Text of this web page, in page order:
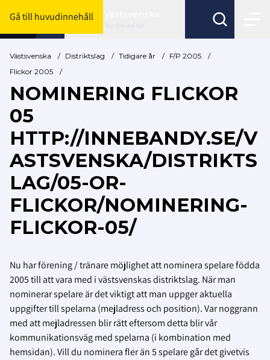
Gå till huvudinnehåll
Byt förbund här
Västsvenska / Distriktslag / Tidigare år / F/P 2005
/
Flickor 2005
/
NOMINERING FLICKOR
05
HTTP://INNEBANDY.SE/V
ASTSVENSKA/DISTRIKTS
LAG/05-OR-
FLICKOR/NOMINERING-
FLICKOR-05/
Nu har förening / tränare möjlighet att nominera spelare födda
2005 till att vara med i västsvenskas distriktslag. När man
nominerar spelare är det viktigt att man uppger aktuella
uppgifter till spelarna (mejladress och position). Var noggrann
med att mejladressen blir rätt eftersom detta blir vår
kommunikationsväg med spelarna (i kombination med
hemsidan). Vill du nominera fler än 5 spelare går det givetvis